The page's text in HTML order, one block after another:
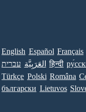
English Español Français
עברית العَرَبِيَّة हिन्दी
Türkçe Polski Româna
български Lietuvos